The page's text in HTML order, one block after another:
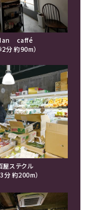
caffé
2分 約90m）
屋ステクル
3分 約200m）